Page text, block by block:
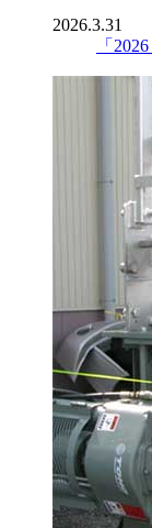
2026.3.31
「